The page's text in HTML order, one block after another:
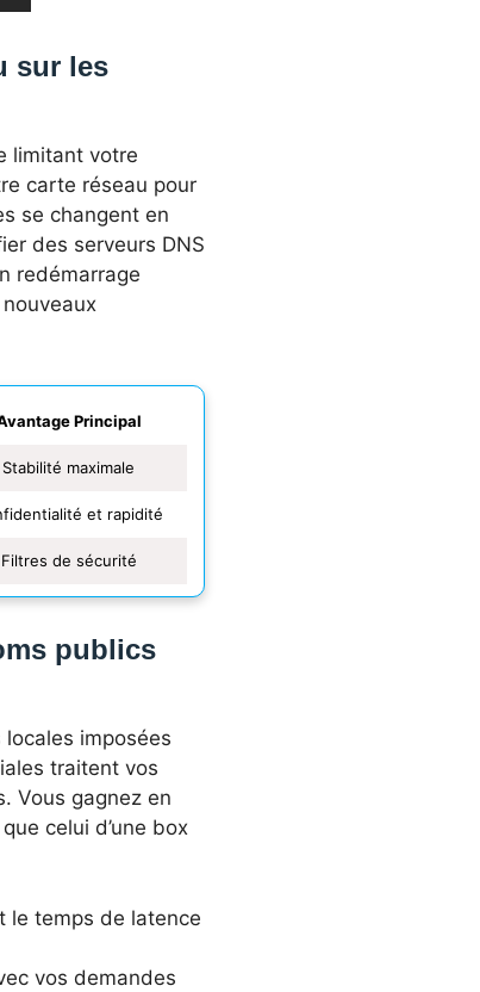
sur les
limitant votre
carte réseau pour
se changent en
des serveurs DNS
redémarrage
Principal
Stabilité maximale
et rapidité
Filtres de sécurité
publics
imposées
traitent vos
Vous gagnez en
celui d’une box
le temps de latence
vos demandes